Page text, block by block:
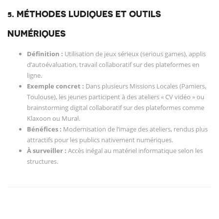
5. MÉTHODES LUDIQUES ET OUTILS
NUMÉRIQUES
Définition : Utilisation de jeux sérieux (serious games), applis
d’autoévaluation, travail collaboratif sur des plateformes en
ligne.
Exemple concret : Dans plusieurs Missions Locales (Pamiers,
Toulouse), les jeunes participent à des ateliers « CV vidéo » ou
brainstorming digital collaboratif sur des plateformes comme
Klaxoon ou Mural.
Bénéfices : Modernisation de l’image des ateliers, rendus plus
attractifs pour les publics nativement numériques.
À surveiller : Accès inégal au matériel informatique selon les
structures.